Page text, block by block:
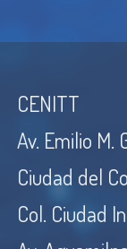
CENITT
Av. Emilio M.
Ciudad del
Col. Ciudad